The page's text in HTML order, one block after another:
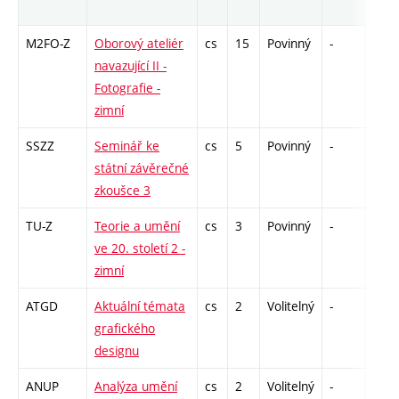
M2FO-Z
Oborový ateliér
navazující II -
Fotografie -
zimní
cs 15 Povinný -
SSZZ
Seminář ke
státní závěrečné
zkoušce 3
cs 5 Povinný -
TU-Z
Teorie a umění
ve 20. století 2 -
zimní
cs 3 Povinný -
ATGD
Aktuální témata
grafického
designu
cs 2 Volitelný -
ANUP
Analýza umění
cs 2 Volitelný -